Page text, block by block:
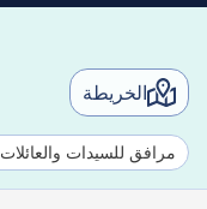
الخريطة
مرافق للسيدات والعائلات